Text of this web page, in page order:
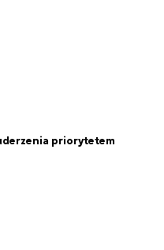
priorytetem